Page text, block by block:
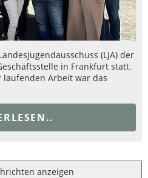
(LJA) der
in Frankfurt statt.
laufenden Arbeit war das
anzeigen